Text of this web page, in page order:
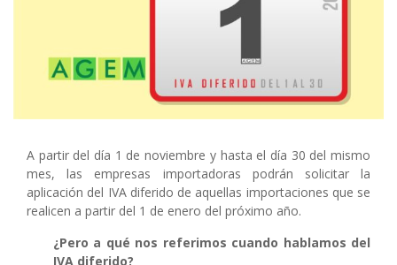
A partir del día 1 de noviembre y hasta el día 30 del mismo
mes, las empresas importadoras podrán solicitar la
aplicación del IVA diferido de aquellas importaciones que se
realicen a partir del 1 de enero del próximo año.
¿Pero a qué nos referimos cuando hablamos del
IVA diferido?